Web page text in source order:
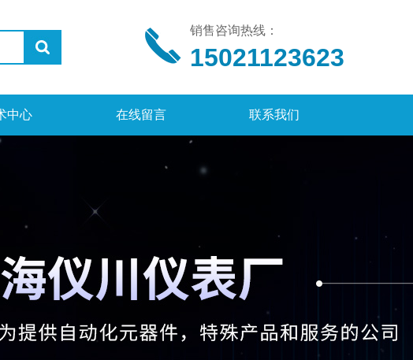
销售咨询热线：
15021123623
中心 在线留言 联系我们